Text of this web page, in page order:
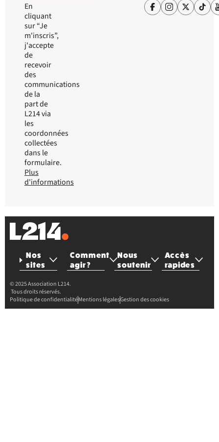
En
cliquant
sur “Je
m'inscris”,
j'accepte
de
recevoir
des
communications
de la
part de
L214 via
les
coordonnées
collectées
dans le
formulaire.
Plus
d'informations
Nos
sites
Comment
agir ?
Nous
soutenir
Accès
rapides
© 2025 Association L214.
Tous droits réservés.
Politique de confidentialitéMentions légalesGestion des cookies